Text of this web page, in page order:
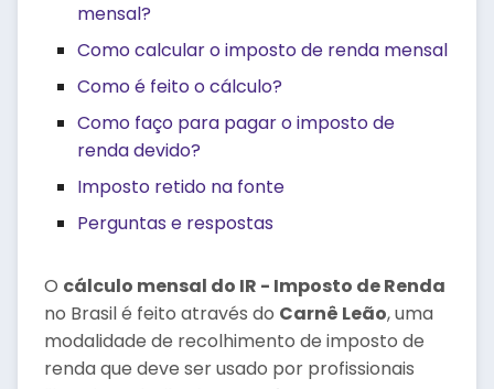
mensal?
Como calcular o imposto de renda mensal
Como é feito o cálculo?
Como faço para pagar o imposto de
renda devido?
Imposto retido na fonte
Perguntas e respostas
O cálculo mensal do IR - Imposto de Renda
no Brasil é feito através do Carnê Leão, uma
modalidade de recolhimento de imposto de
renda que deve ser usado por profissionais